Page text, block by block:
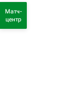
Матч-
центр